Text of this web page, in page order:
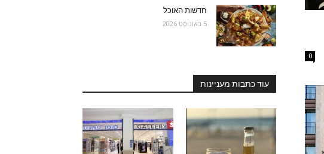
0
חדשות האוכל
5 באוגוסט 2026
עוד כתבות מעניינות